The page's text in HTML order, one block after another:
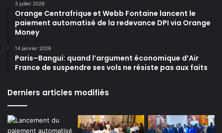
3 juillet 2026
Orange Centrafrique et Webb Fontaine lancent le
paiement automatisé de la redevance DPI via Orange
Money
14 janvier 2026
Paris–Bangui: quand l’argument économique d’Air
France de suspendre ses vols ne résiste pas aux faits
Derniers articles modifiés